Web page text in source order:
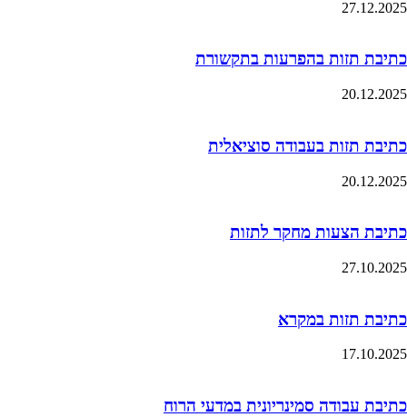
27.12.2025
כתיבת תזות בהפרעות בתקשורת
20.12.2025
כתיבת תזות בעבודה סוציאלית
20.12.2025
כתיבת הצעות מחקר לתזות
27.10.2025
כתיבת תזות במקרא
17.10.2025
כתיבת עבודה סמינריונית במדעי הרוח